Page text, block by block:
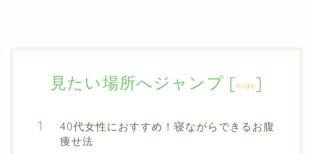
見たい場所へジャンプ [ hide]
40代女性におすすめ！寝ながらできるお腹
痩せ法